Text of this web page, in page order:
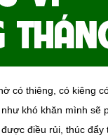
có thiêng, có kiêng
khó khăn mình
điều rủi, thúc đẩy